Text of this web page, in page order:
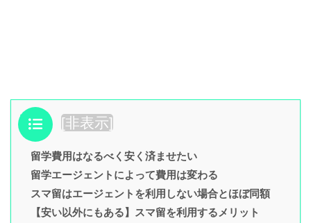
目次 [非表示]
留学費用はなるべく安く済ませたい
留学エージェントによって費用は変わる
スマ留はエージェントを利用しない場合とほぼ同額
【安い以外にもある】スマ留を利用するメリット